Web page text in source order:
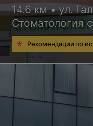
14.6 км • ул.
Стоматология
Рекомендации по